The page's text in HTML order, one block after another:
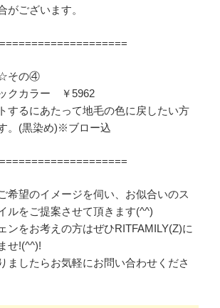
がございます。
☆その④
クカラー ￥5962
するにあたって地毛の色に戻したい方
。(黒染め)※ブロー込
希望のイメージを伺い、お似合いのス
ルをご提案させて頂きます(^^)
ンをお考えの方はぜひRITFAMILY(Z)に
せ!(^^)!
ましたらお気軽にお問い合わせくださ